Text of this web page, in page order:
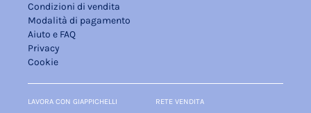
Condizioni di vendita
Modalità di pagamento
Aiuto e FAQ
Privacy
Cookie
LAVORA CON GIAPPICHELLI RETE VENDITA